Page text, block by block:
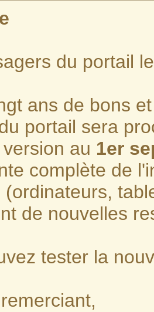
du portail
ans de bons
portail sera
au 1er
complète de
(ordinateurs,
de nouvelles
tester la